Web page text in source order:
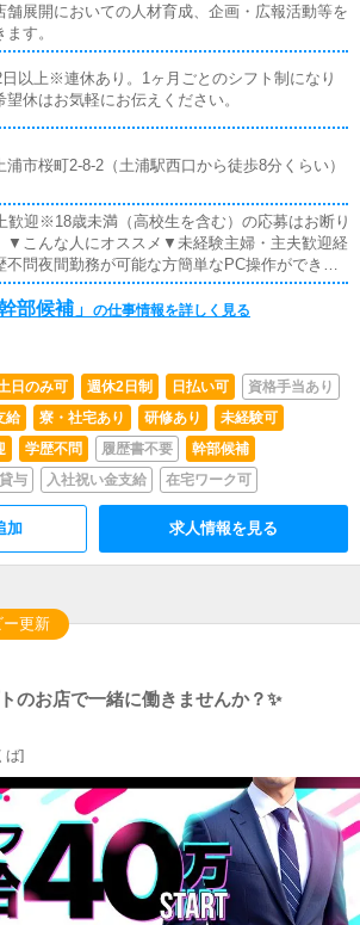
舗展開においての人材育成、企画・広報活動等を
す。
以上※連休あり。1ヶ月ごとのシフト制になり
望休はお気軽にお伝えください。
浦市桜町2-8-2（土浦駅西口から徒歩8分くらい）
歓迎※18歳未満（高校生を含む）の応募はお断り
▼こんな人にオススメ▼未経験主婦・主夫歓迎経
不問夜間勤務が可能な方簡単なPC操作ができる
ーOK長期勤務できる方大学生歓迎コミュニケー
力がある方体力に自信がある方
部候補」 の仕事情報を詳しく見る
日のみ可 週休2日制 日払い可
資格手当あり
給 寮・社宅あり 研修あり
未経験可
学歴不問 履歴書不要
幹部候補
与 入社祝い金支給 在宅ワーク可
加 求人情報を見る
更新
のお店で一緒に働きませんか？✨
ば]